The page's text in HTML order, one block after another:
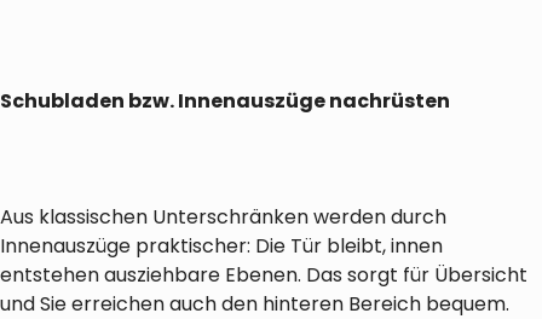
Schubladen bzw. Innenauszüge nachrüsten
Aus klassischen Unterschränken werden durch
Innenauszüge praktischer: Die Tür bleibt, innen
entstehen ausziehbare Ebenen. Das sorgt für Übersicht
und Sie erreichen auch den hinteren Bereich bequem.